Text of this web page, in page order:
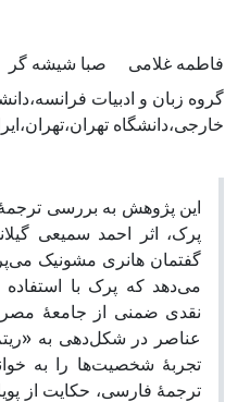
فاطمه غلامی
صبا شیشه گر
گروه زبان و ادبیات
خارجی،‌دانشگاه
این پژوهش به بررسی
پرک، اثر احمد سمیعی
گفتمان هانری مشونیک
می‌دهد که پرک با
نقدی ضمنی از جامعۀ
عناصر در شکل‌دهی به
تجربۀ شخصیت‌ها را به
ترجمۀ فارسی، حکایت از